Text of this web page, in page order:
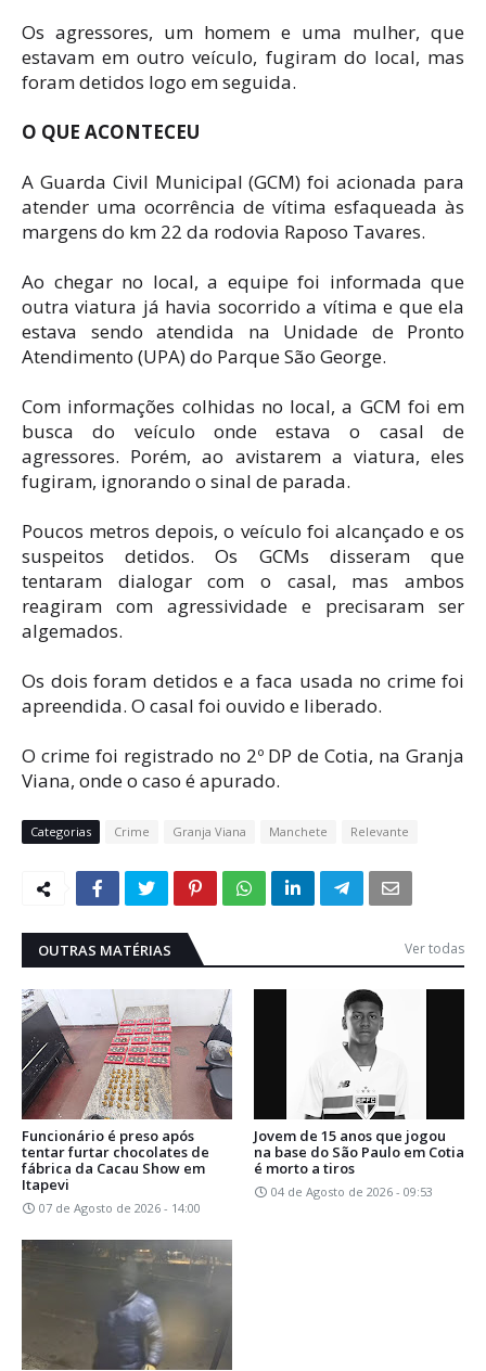
Os agressores, um homem e uma mulher, que
estavam em outro veículo, fugiram do local, mas
foram detidos logo em seguida.
O QUE ACONTECEU
A Guarda Civil Municipal (GCM) foi acionada para
atender uma ocorrência de vítima esfaqueada às
margens do km 22 da rodovia Raposo Tavares.
Ao chegar no local, a equipe foi informada que
outra viatura já havia socorrido a vítima e que ela
estava sendo atendida na Unidade de Pronto
Atendimento (UPA) do Parque São George.
Com informações colhidas no local, a GCM foi em
busca do veículo onde estava o casal de
agressores. Porém, ao avistarem a viatura, eles
fugiram, ignorando o sinal de parada.
Poucos metros depois, o veículo foi alcançado e os
suspeitos detidos. Os GCMs disseram que
tentaram dialogar com o casal, mas ambos
reagiram com agressividade e precisaram ser
algemados.
Os dois foram detidos e a faca usada no crime foi
apreendida. O casal foi ouvido e liberado.
O crime foi registrado no 2º DP de Cotia, na Granja
Viana, onde o caso é apurado.
Categorias Crime Granja Viana Manchete Relevante
OUTRAS MATÉRIAS Ver todas
Funcionário é preso após
tentar furtar chocolates de
fábrica da Cacau Show em
Itapevi
07 de Agosto de 2026 - 14:00
Jovem de 15 anos que jogou
na base do São Paulo em Cotia
é morto a tiros
04 de Agosto de 2026 - 09:53